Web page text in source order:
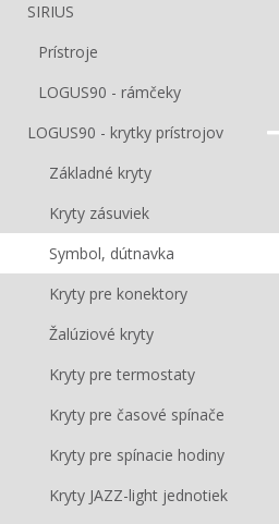
SIRIUS
Prístroje
LOGUS90 - rámčeky
LOGUS90 - krytky prístrojov
Základné kryty
Kryty zásuviek
Symbol, dútnavka
Kryty pre konektory
Žalúziové kryty
Kryty pre termostaty
Kryty pre časové spínače
Kryty pre spínacie hodiny
Kryty JAZZ-light jednotiek